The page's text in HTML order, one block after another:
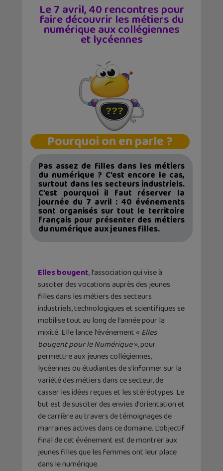
Le 7 avril, 40 rencontres pour
faire découvrir les métiers du
numérique aux collégiennes
et lycéennes
Pourquoi on en parle ?
Pas assez de filles dans les métiers
du numérique ? C’est encore le cas,
surtout dans les secteurs industriels.
C’est pourquoi il faut réserver la
journée du 7 avril : 40 événements
sont organisés sur tout le territoire
français pour présenter des métiers
du numérique aux jeunes filles.
Ellesbougent, l’association qui vise à
susciter des vocations auprès des jeunes
filles dans les métiers des secteurs
industriels, technologiques et scientifiques se
mobilise tout au long de l’année pour la
mixité. Elle lance l’événement « Elles
bougent pour le Numérique», pour
permettre aux jeunes collégiennes,
lycéennes ou étudiantes de s’informer sur la
variété des métiers dans ce secteur, de
casser les idées reçues et les stéréotypes. Le
but est de susciter des envies d’orientation et
de carrière au travers de témoignages de
marraines actives dans ce domaine. L’objectif
final de cet événement est de montrer aux
jeunes filles que les femmes ont leur place
dans le numérique.